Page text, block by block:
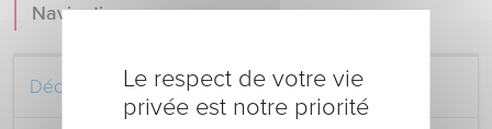
Navigation
Découvrez le Centre Hospitalier
Le respect de votre vie
privée est notre priorité